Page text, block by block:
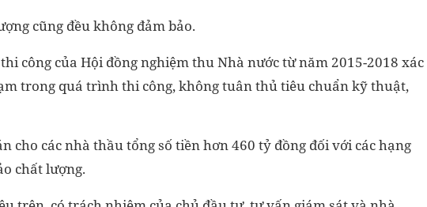
cũng đều không đảm bảo.
công của Hội đồng nghiệm thu Nhà nước từ năm 2015-2018 xác
trong quá trình thi công, không tuân thủ tiêu chuẩn kỹ thuật,
cho các nhà thầu tổng số tiền hơn 460 tỷ đồng đối với các hạng
chất lượng.